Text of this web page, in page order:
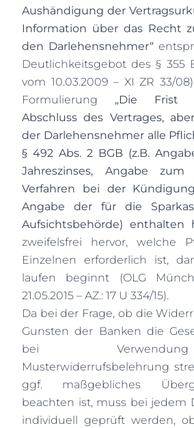
Aushändigung der
Information über das Recht
den Darlehensnehmer“
Deutlichkeitsgebot des § 355
vom 10.03.2009 – XI ZR 33/
Formulierung „Die Frist
Abschluss des Vertrages,
der Darlehensnehmer alle
§ 492 Abs. 2 BGB (z.B.
Jahreszinses, Angabe zum
Verfahren bei der
Angabe der für die
Aufsichtsbehörde) enthalten
zweifelsfrei hervor, welche
Einzelnen erforderlich ist,
laufen beginnt (OLG
21.05.2015 – AZ.: 17 U 334/15).
Da bei der Frage, ob die
Gunsten der Banken die
bei
Musterwiderrufsbelehrung
ggf. maßgebliches
beachten ist, muss bei jedem
individuell geprüft werden,